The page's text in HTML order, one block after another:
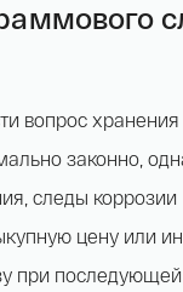
вопрос хранения
законно,
следы
цену или
при